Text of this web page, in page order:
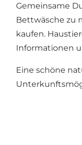
Gemeinsame
Bettwäsche zu
kaufen.
Informationen
Eine schöne